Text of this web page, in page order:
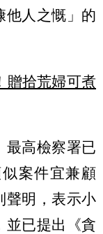
他人之慨」的
贈拾荒婦可煮
最高檢察署已
案件宜兼顧
聲明，表示小
並已提出《貪